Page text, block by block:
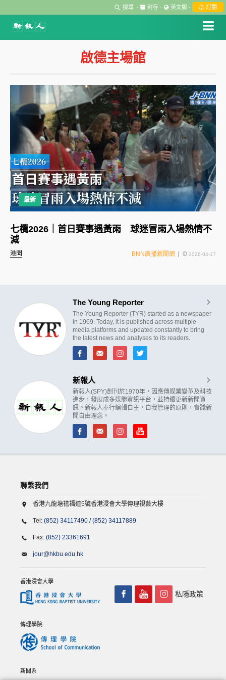
搜尋 · 封存 · 英文版 · 訂閱
啟德主場館
最新
港聞
七欖2026｜首日賽事遇黃雨 球迷冒雨入場熱情不
減
BNN廣播新聞網 2026-04-17
The Young Reporter
The Young Reporter (TYR) started as a newspaper
in 1969. Today, it is published across multiple
media platforms and updated constantly to bring
the latest news and analyses to its readers.
新報人
新報人(SPY)創刊於1970年，因應傳媒業變革及科技
進步，發展成多媒體資訊平台，並持續更新新聞資
訊。新報人奉行編輯自主，自我管理的原則，實踐新
聞自由理念。
聯繫我們
香港九龍塘禧福道5號香港浸會大學傳理視藝大樓
Tel: (852) 34117490 /(852) 34117889
Fax: (852) 23361691
jour@hkbu.edu.hk
香港浸會大學
傳理學院
新聞系
私隱政策